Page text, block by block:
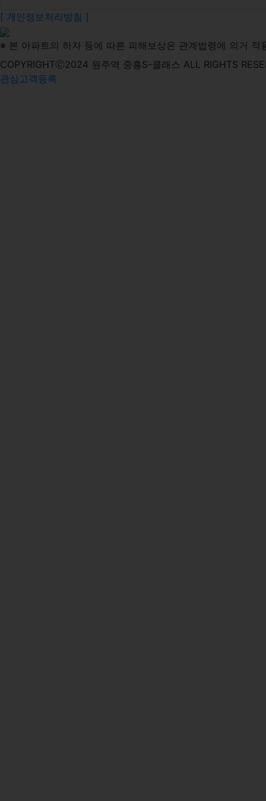
[ 개인정보처리방침 ]
※ 본 아파트의 하자 등에 따른 피해보상은 관계법령에 의거
COPYRIGHTⓒ2024 원주역 중흥S-클래스 ALL RIGHTS
관심고객등록